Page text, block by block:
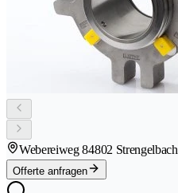
Webereiweg 84802 Strengelbach
Offerte anfragen